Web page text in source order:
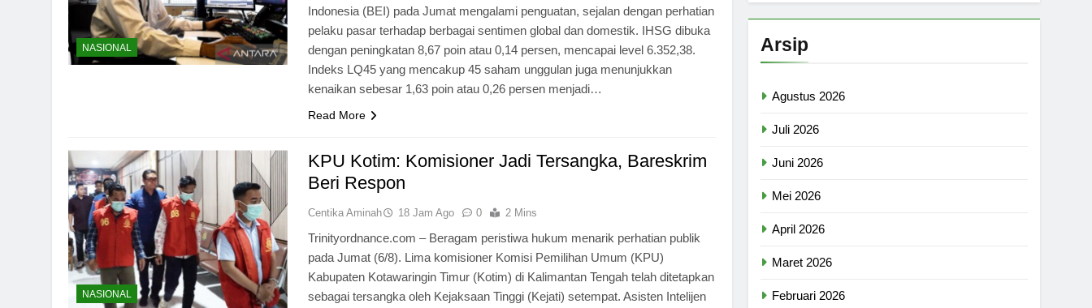
NASIONAL
Indonesia (BEI) pada Jumat mengalami penguatan, sejalan dengan perhatian
pelaku pasar terhadap berbagai sentimen global dan domestik. IHSG dibuka
dengan peningkatan 8,67 poin atau 0,14 persen, mencapai level 6.352,38.
Indeks LQ45 yang mencakup 45 saham unggulan juga menunjukkan
kenaikan sebesar 1,63 poin atau 0,26 persen menjadi…
Read More
NASIONAL
KPU Kotim: Komisioner Jadi Tersangka, Bareskrim
Beri Respon
Centika Aminah 18 Jam Ago 0 2 Mins
Trinityordnance.com – Beragam peristiwa hukum menarik perhatian publik
pada Jumat (6/8). Lima komisioner Komisi Pemilihan Umum (KPU)
Kabupaten Kotawaringin Timur (Kotim) di Kalimantan Tengah telah ditetapkan
sebagai tersangka oleh Kejaksaan Tinggi (Kejati) setempat. Asisten Intelijen
Arsip
Agustus 2026
Juli 2026
Juni 2026
Mei 2026
April 2026
Maret 2026
Februari 2026